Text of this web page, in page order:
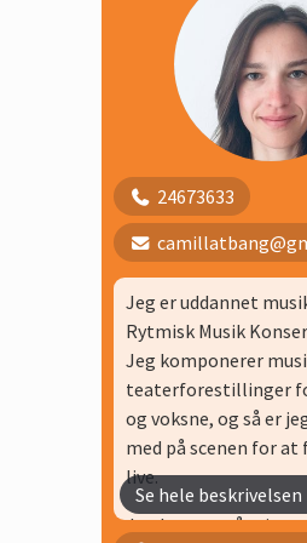
Klaver 30 min
Klaver 30 min
Klaver 30 min
Klippekort klaver
Minikor
Sammenspil 4.
24673633
Jeg er uddannet
Rytmisk Musik
Jeg komponerer
teaterforestillinger
og voksne, og så er
med på scenen for
live.
Jeg laver også min
Se hele beskrivelsen